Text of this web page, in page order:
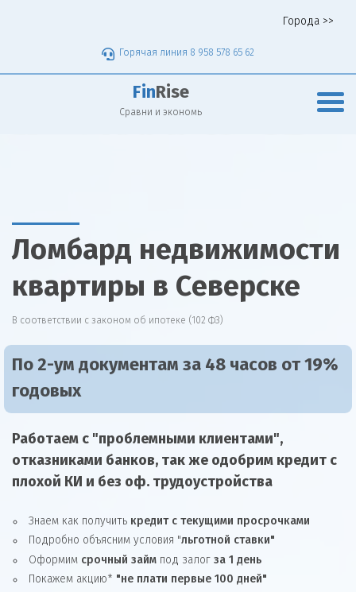
Города >>
Горячая линия 8 958 578 65 62
Fin Rise
Сравни и экономь
Ломбард недвижимости
квартиры в Северске
В соответствии с законом об ипотеке (102 ФЗ)
По 2-ум документам за 48 часов от 19%
годовых
Работаем с "проблемными клиентами",
отказниками банков, так же одобрим кредит с
плохой КИ и без оф. трудоустройства
Знаем как получить кредит с текущими просрочками
Подробно объясним условия "льготной ставки"
Оформим срочный займ под залог за 1 день
Покажем акцию* "не плати первые 100 дней"